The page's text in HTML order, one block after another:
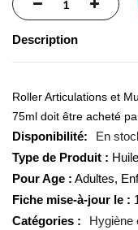
Description
Roller Articulations et
75ml doit être acheté
En
Type de Produit : Huile
Pour Age : Adultes,
Fiche mise-à-jour le :
Catégories :
Hygiène